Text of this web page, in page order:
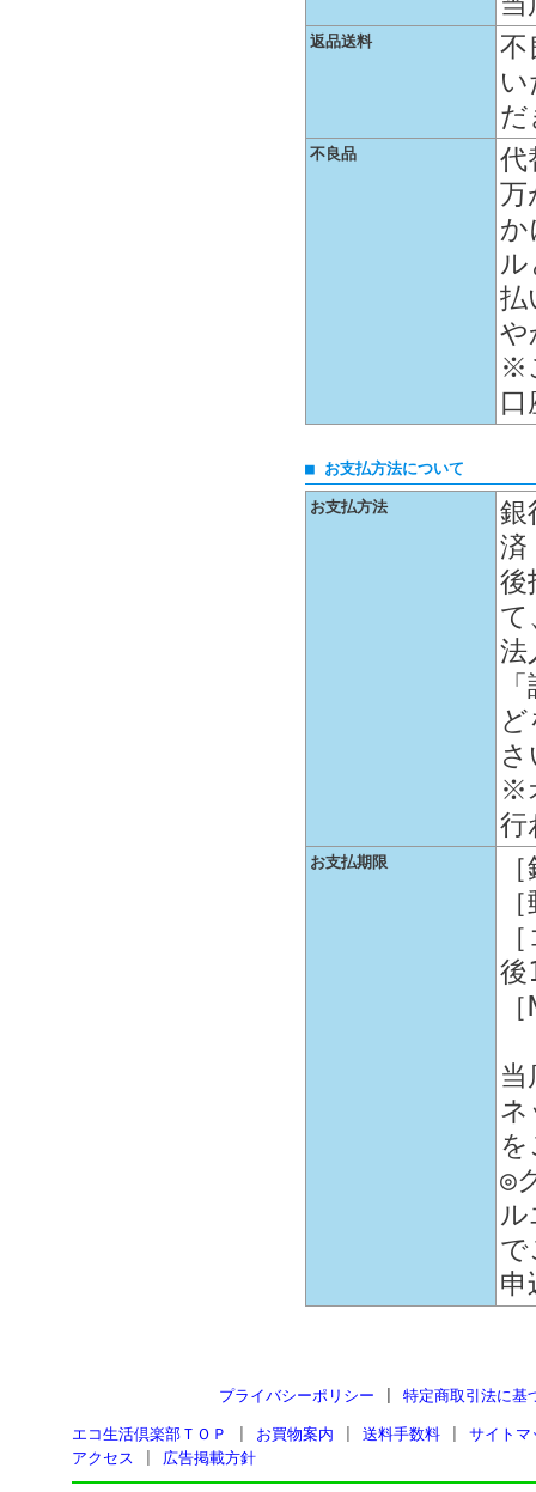
返品送料
不
だ
不良品
代
万
か
払
や
※
■ お支払方法について
お支払方法
銀
済
後
て
法
※
行
お支払期限
後
ネ
◎
で
申
プライバシーポリシー 特定商取引法に基
エコ生活倶楽部ＴＯＰ お買物案内 送料手数料
サイトマ
アクセス
広告掲載方針